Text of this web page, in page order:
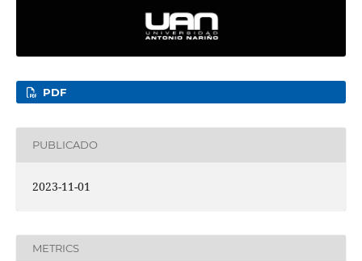
PDF
PUBLICADO
2023-11-01
METRICS